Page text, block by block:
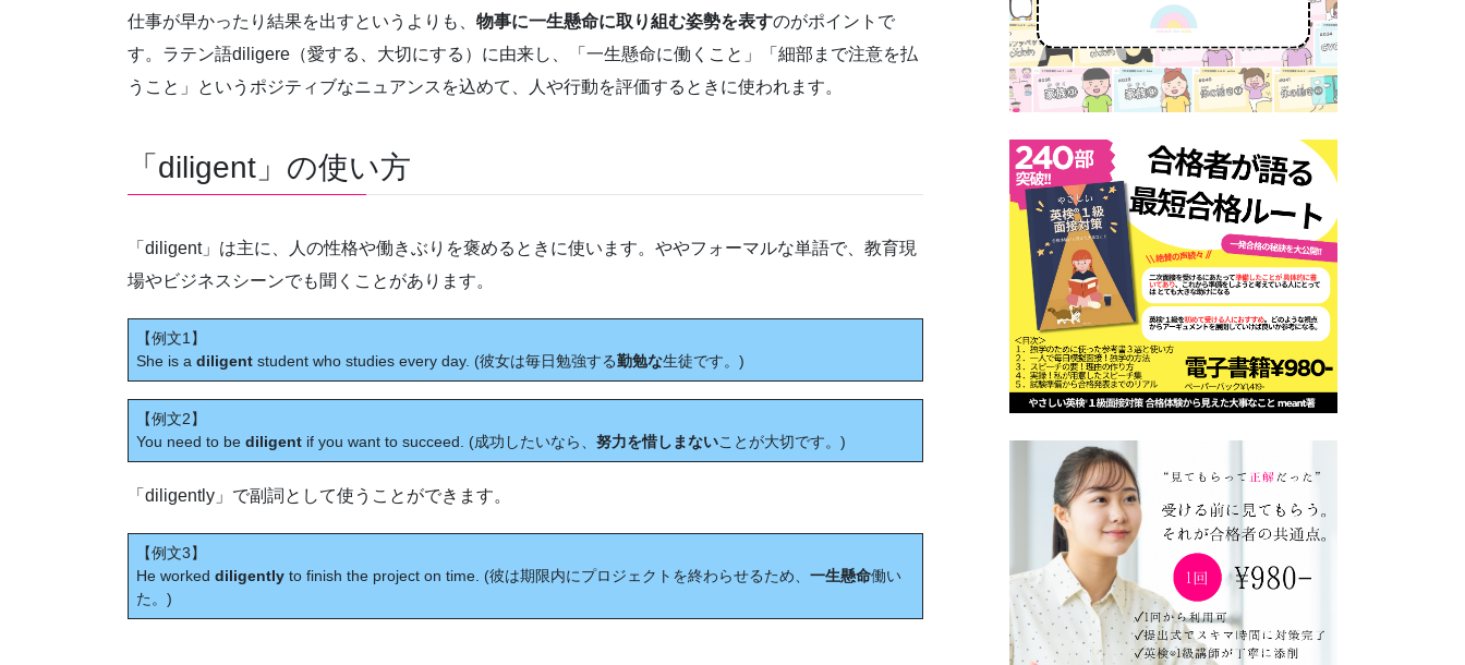
仕事が早かったり結果を出すというよりも、 物事に一生懸命に取り組む姿勢を表すのがポイントで
す。ラテン語diligere（愛する、大切にする）に由来し、「一生懸命に働くこと」「細部まで注意を払
うこと」というポジティブなニュアンスを込めて、人や行動を評価するときに使われます。
「diligent」の使い方
「diligent」は主に、人の性格や働きぶりを褒めるときに使います。ややフォーマルな単語で、教育現
場やビジネスシーンでも聞くことがあります。
【例文1】
She is a diligent student who studies every day. (彼女は毎日勉強する勤勉な生徒です。)
【例文2】
You need to be diligent if you want to succeed. (成功したいなら、 努力を惜しまないことが大切です。)
「diligently」で副詞として使うことができます。
【例文3】
He worked diligently to finish the project on time. (彼は期限内にプロジェクトを終わらせるため、 一生懸命働い
た。)